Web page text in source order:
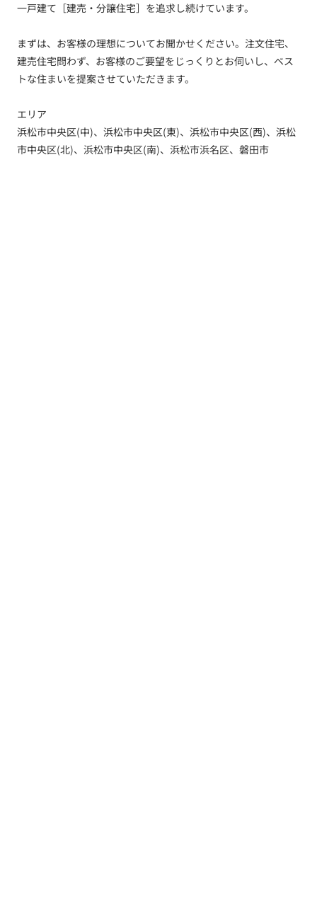
一戸建て［建売・分譲住宅］を追求し続けています。
まずは、お客様の理想についてお聞かせください。注文住宅、
建売住宅問わず、お客様のご要望をじっくりとお伺いし、ベス
トな住まいを提案させていただきます。
エリア
浜松市中央区(中)、浜松市中央区(東)、浜松市中央区(西)、浜松
市中央区(北)、浜松市中央区(南)、浜松市浜名区、磐田市